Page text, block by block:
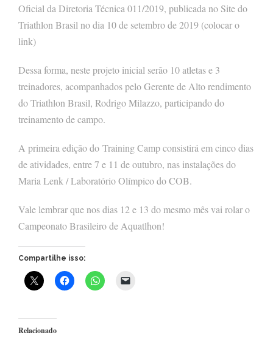
Oficial da Diretoria Técnica 011/2019, publicada no Site do
Triathlon Brasil no dia 10 de setembro de 2019 (colocar o
link)
Dessa forma, neste projeto inicial serão 10 atletas e 3
treinadores, acompanhados pelo Gerente de Alto rendimento
do Triathlon Brasil, Rodrigo Milazzo, participando do
treinamento de campo.
A primeira edição do Training Camp consistirá em cinco dias
de atividades, entre 7 e 11 de outubro, nas instalações do
Maria Lenk / Laboratório Olímpico do COB.
Vale lembrar que nos dias 12 e 13 do mesmo mês vai rolar o
Campeonato Brasileiro de Aquatlhon!
Compartilhe isso:
Relacionado